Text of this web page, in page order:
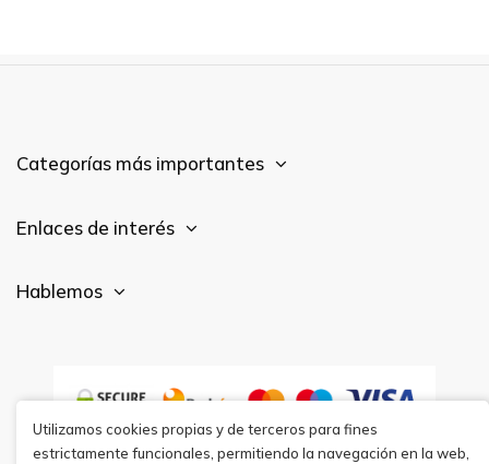
Categorías más importantes
Enlaces de interés
Hablemos
Utilizamos cookies propias y de terceros para fines
estrictamente funcionales, permitiendo la navegación en la web,